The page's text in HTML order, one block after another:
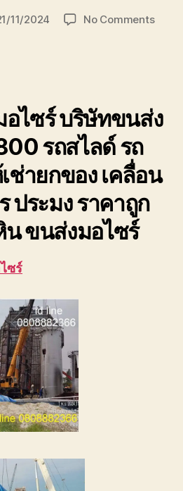
11/2024 No Commentson
ขนส่ง
เพชร
ไซร์ บริษัทขนส่ง
รถสไลด์ รถ
ช่ายกของ เคลื่อน
ประมง ราคาถูก
ขนส่งมอไซร์
ซร์